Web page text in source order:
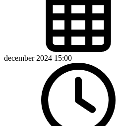
december 2024 15:00